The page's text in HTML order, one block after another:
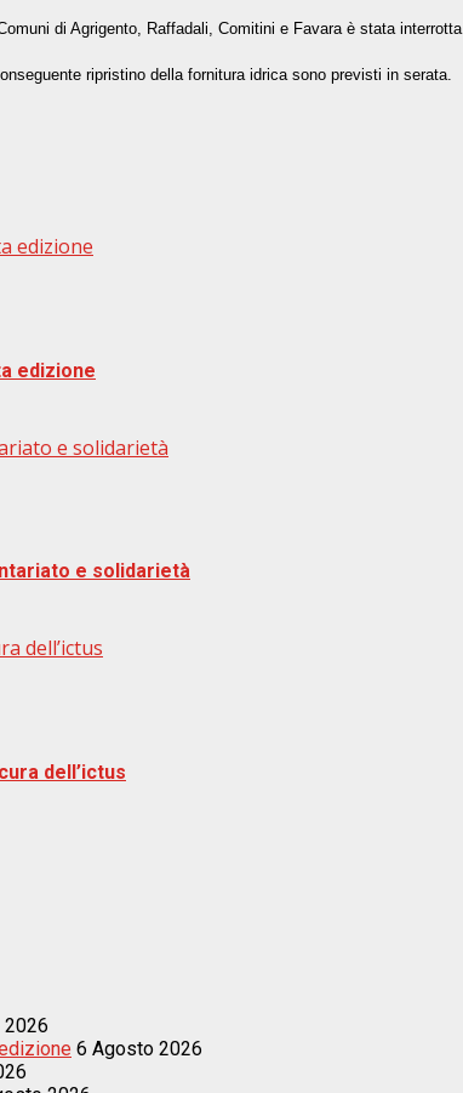
di Agrigento, Raffadali, Comitini e Favara è stata interrotta.
ripristino della fornitura idrica sono previsti in serata.
edizione
edizione
e solidarietà
e solidarietà
dell’ictus
dell’ictus
6 Agosto 2026